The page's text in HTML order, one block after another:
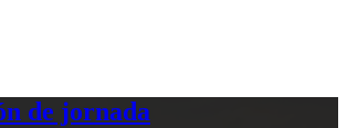
de jornada